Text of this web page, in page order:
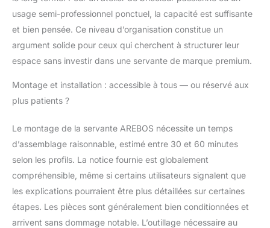
usage semi-professionnel ponctuel, la capacité est suffisante
et bien pensée. Ce niveau d’organisation constitue un
argument solide pour ceux qui cherchent à structurer leur
espace sans investir dans une servante de marque premium.
Montage et installation : accessible à tous — ou réservé aux
plus patients ?
Le montage de la servante AREBOS nécessite un temps
d’assemblage raisonnable, estimé entre 30 et 60 minutes
selon les profils. La notice fournie est globalement
compréhensible, même si certains utilisateurs signalent que
les explications pourraient être plus détaillées sur certaines
étapes. Les pièces sont généralement bien conditionnées et
arrivent sans dommage notable. L’outillage nécessaire au